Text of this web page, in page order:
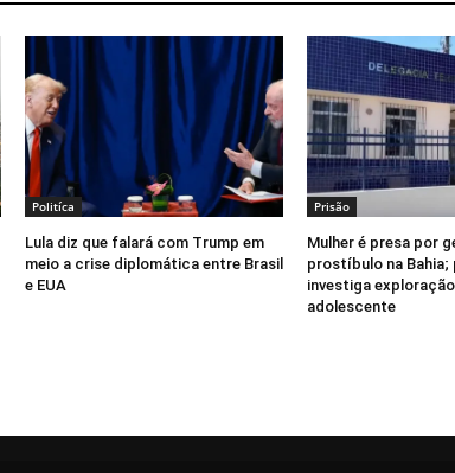
Politíca
Lula diz que falará com Trump em
meio a crise diplomática entre Brasil
e EUA
Prisão
Mulher é presa por
prostíbulo na Bahia;
investiga
adolescente